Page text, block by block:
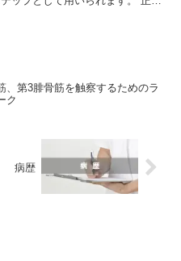
、第3腓骨筋を触察するためのラ
ク
病歴